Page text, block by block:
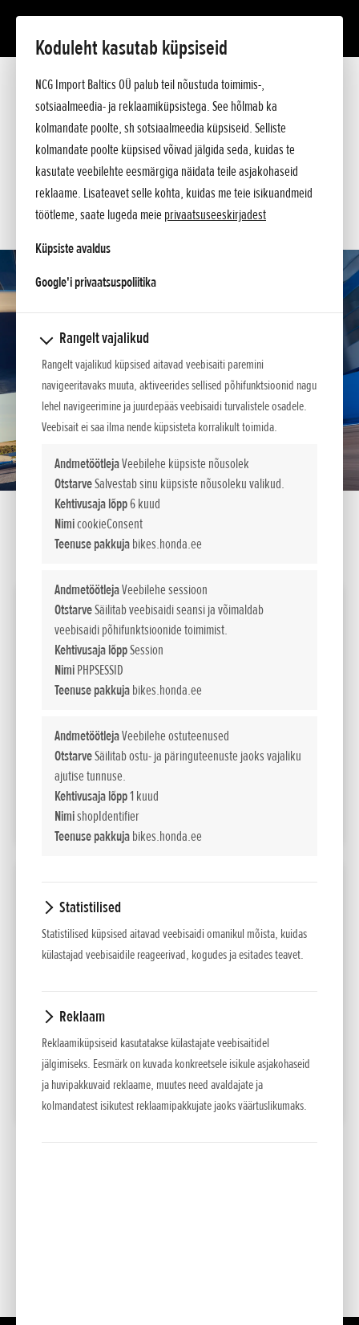
Koduleht kasutab küpsiseid
NCG Import Baltics OÜ palub teil nõustuda toimimis-,
sotsiaalmeedia- ja reklaamiküpsistega. See hõlmab ka
kolmandate poolte, sh sotsiaalmeedia küpsiseid. Selliste
kolmandate poolte küpsised võivad jälgida seda, kuidas te
kasutate veebilehte eesmärgiga näidata teile asjakohaseid
reklaame. Lisateavet selle kohta, kuidas me teie isikuandmeid
töötleme, saate lugeda meieprivaatsuseeskirjadest
Küpsiste avaldus
Google'i privaatsuspoliitikaopens in a new tab
Rangelt vajalikud
Rangelt vajalikud küpsised aitavad veebisaiti paremini
navigeeritavaks muuta, aktiveerides sellised põhifunktsioonid nagu
lehel navigeerimine ja juurdepääs veebisaidi turvalistele osadele.
Veebisait ei saa ilma nende küpsisteta korralikult toimida.
AndmetöötlejaVeebilehe küpsiste nõusolek
OtstarveSalvestab sinu küpsiste nõusoleku valikud.
Kehtivusaja lõpp6 kuud
NimicookieConsent
Teenuse pakkujabikes.honda.ee
AndmetöötlejaVeebilehe sessioon
OtstarveSäilitab veebisaidi seansi ja võimaldab
veebisaidi põhifunktsioonide toimimist.
Kehtivusaja lõppSession
NimiPHPSESSID
Teenuse pakkujabikes.honda.ee
AndmetöötlejaVeebilehe ostuteenused
OtstarveSäilitab ostu- ja päringuteenuste jaoks vajaliku
ajutise tunnuse.
Kehtivusaja lõpp1 kuud
NimishopIdentifier
Teenuse pakkujabikes.honda.ee
Statistilised
Statistilised küpsised aitavad veebisaidi omanikul mõista, kuidas
külastajad veebisaidile reageerivad, kogudes ja esitades teavet.
Reklaam
Reklaamiküpsiseid kasutatakse külastajate veebisaitidel
jälgimiseks. Eesmärk on kuvada konkreetsele isikule asjakohaseid
ja huvipakkuvaid reklaame, muutes need avaldajate ja
kolmandatest isikutest reklaamipakkujate jaoks väärtuslikumaks.
Tutvustus
Tehnilised andmed
Hinnakiri
Küsi lisa
KÜSI PAKKUMIST
SOOVIN TEENINDUSE AEGA
KONTAKT
SEADISTA LIISINGUKALKULAATOR
2026 CBR1000RR-R FIREBLADE
Võimsus
kW / pmin
160kW/14,000min-1
(95/1/EC)
EUR sis. km 24%
Liising kuus
LISA VÕRDLUSESSE
2026 CBR1000RR-R FIREBLADE SP
kW / pmin
160kW/14,000min-1
(95/1/EC)
EUR sis. km 24%
Liising kuus
60 kuud/10% sisse
LISA VÕRDLUSESSE